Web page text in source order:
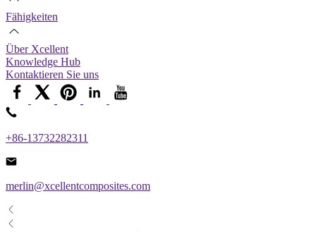
Fähigkeiten
Über Xcellent
Knowledge Hub
Kontaktieren Sie uns
+86-13732282311
merlin@xcellentcomposites.com